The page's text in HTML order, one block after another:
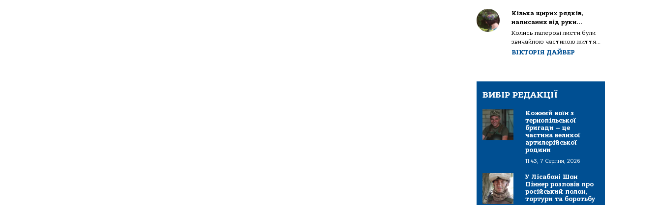
Кілька щирих рядків,
написаних від руки…
Колись паперові листи були
звичайною частиною життя...
ВІКТОРІЯ ДАЙВЕР
ВИБІР РЕДАКЦІЇ
Кожний воїн з
тернопільської
бригади – це
частина великої
артилерійської
родини
11:43, 7 Серпня, 2026
У Лісабоні Шон
Піннер розповів про
російський полон,
тортури та боротьбу